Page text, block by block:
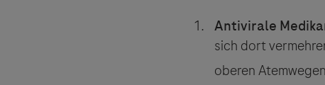
Antivirale
sich dort
oberen